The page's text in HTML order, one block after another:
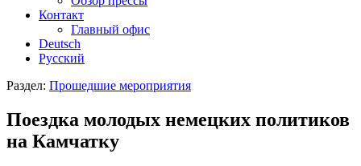
Контакт
Главный офис
Deutsch
Русский
Раздел: Прошедшие мероприятия
Поездка молодых немецких политиков
на Камчатку